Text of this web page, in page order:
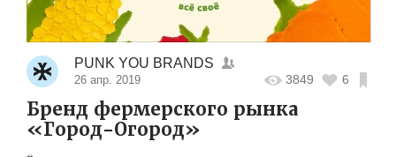
PUNK YOU BRANDS
26 апр. 2019 3849 6
Бренд фермерского рынка
«Город-Огород»